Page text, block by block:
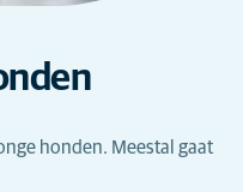
honden. Meestal gaat